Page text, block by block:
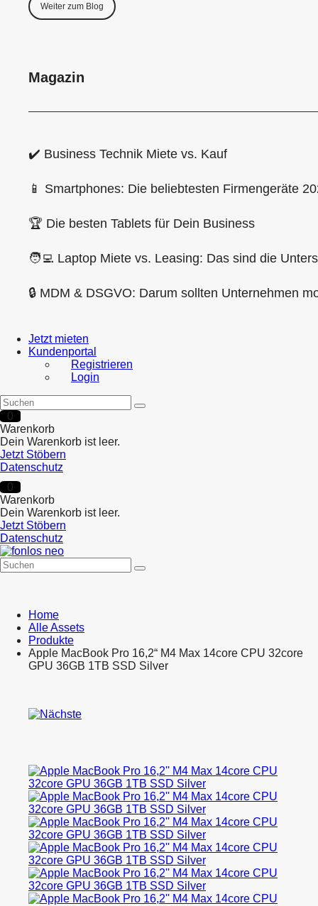
Weiter zum Blog
Magazin
✔️ Business Technik Miete vs. Kauf
📱 Smartphones: Die beliebtesten Firmengeräte
🏆 Die besten Tablets für Dein Business
🧑‍💻 Laptop Miete vs. Leasing: Das sind die
🔒 MDM & DSGVO: Darum sollten Unternehmen
Jetzt mieten
Kundenportal
Registrieren
Login
0
Warenkorb
Dein Warenkorb ist leer.
Jetzt Stöbern
Datenschutz
0
Warenkorb
Dein Warenkorb ist leer.
Jetzt Stöbern
Datenschutz
Home
Alle Assets
Produkte
Apple MacBook Pro 16,2“ M4 Max 14core CPU 32core
GPU 36GB 1TB SSD Silver
12core
16core
512GB
16core
40core